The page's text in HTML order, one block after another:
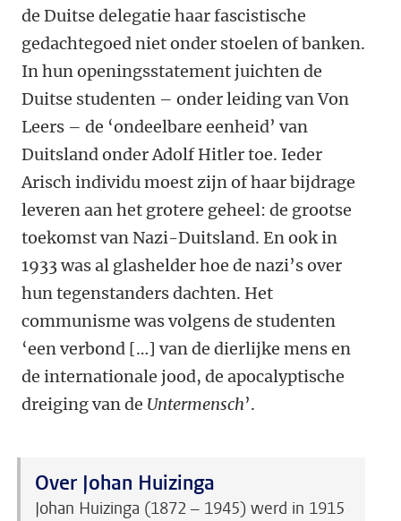
de Duitse delegatie haar fascistische
gedachtegoed niet onder stoelen of banken.
In hun openingsstatement juichten de
Duitse studenten – onder leiding van Von
Leers – de ‘ondeelbare eenheid’ van
Duitsland onder Adolf Hitler toe. Ieder
Arisch individu moest zijn of haar bijdrage
leveren aan het grotere geheel: de grootse
toekomst van Nazi-Duitsland. En ook in
1933 was al glashelder hoe de nazi’s over
hun tegenstanders dachten. Het
communisme was volgens de studenten
‘een verbond […] van de dierlijke mens en
de internationale jood, de apocalyptische
dreiging van de Untermensch’.
Over Johan Huizinga
Johan Huizinga (1872 – 1945) werd in 1915